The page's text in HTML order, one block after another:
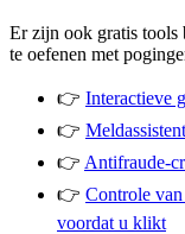
Er zijn ook gratis tools
te oefenen met
👉 Interactieve
👉
👉 Antifraude-
👉 Controle
voordat u klikt